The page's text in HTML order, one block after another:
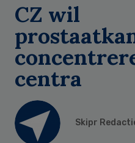
CZ wil
centra
Skipr